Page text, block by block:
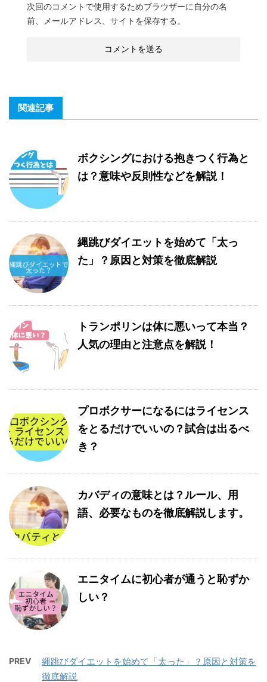
次回のコメントで使用するためブラウザーに自分の名
前、メールアドレス、サイトを保存する。
関連記事
ボクシングにおける抱きつく行為と
は？意味や反則性などを解説！
縄跳びダイエットを始めて「太っ
た」？原因と対策を徹底解説
トランポリンは体に悪いって本当？
人気の理由と注意点を解説！
プロボクサーになるにはライセンス
をとるだけでいいの？試合は出るべ
き？
カバディの意味とは？ルール、用
語、必要なものを徹底解説します。
エニタイムに初心者が通うと恥ずか
しい？
PREV
縄跳びダイエットを始めて「太った」？原因と対策を
徹底解説